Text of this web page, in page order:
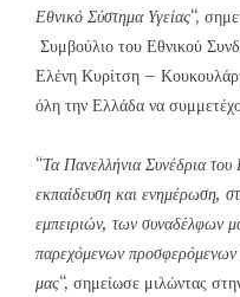
Εθνικό Σύστημα Υγείας“,
Συμβούλιο του Εθνικού
Ελένη Κυρίτση –
όλη την Ελλάδα να
“Τα Πανελλήνια Συνέδρια
εκπαίδευση και ενημέρωση,
εμπειριών, των συναδέλφων
παρεχόμενων προσφερόμενων
μας“, σημείωσε μιλώντας